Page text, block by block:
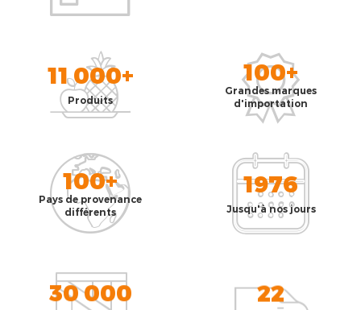
11 000+
Produits
100+
Grandes marques
d'importation
100+
Pays de provenance
différents
1976
Jusqu'à nos jours
30 000 22